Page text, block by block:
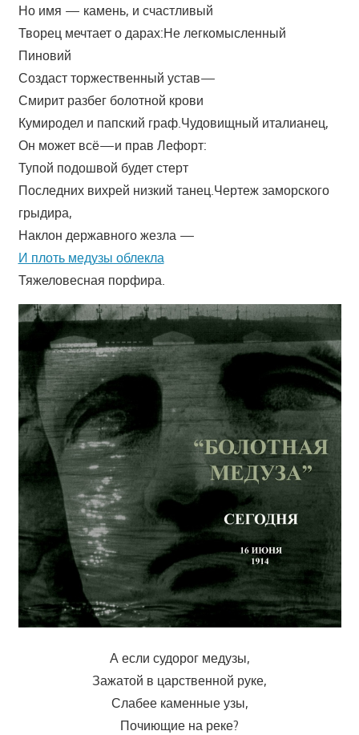
Но имя — камень, и счастливый
Творец мечтает о дарах:Не легкомысленный
Пиновий
Создаст торжественный устав—
Смирит разбег болотной крови
Кумиродел и папский граф.Чудовищный италианец,
Он может всё—и прав Лефорт:
Тупой подошвой будет стерт
Последних вихрей низкий танец.Чертеж заморского
грыдира,
Наклон державного жезла —
И плоть медузы облекла
Тяжеловесная порфира.
А если судорог медузы,
Зажатой в царственной руке,
Слабее каменные узы,
Почиющие на реке?